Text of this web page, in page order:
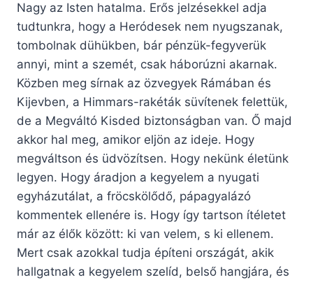
Nagy az Isten hatalma. Erős jelzésekkel adja
tudtunkra, hogy a Heródesek nem nyugszanak,
tombolnak dühükben, bár pénzük-fegyverük
annyi, mint a szemét, csak háborúzni akarnak.
Közben meg sírnak az özvegyek Rámában és
Kijevben, a Himmars-rakéták süvítenek felettük,
de a Megváltó Kisded biztonságban van. Ő majd
akkor hal meg, amikor eljön az ideje. Hogy
megváltson és üdvözítsen. Hogy nekünk életünk
legyen. Hogy áradjon a kegyelem a nyugati
egyházutálat, a fröcskölődő, pápagyalázó
kommentek ellenére is. Hogy így tartson ítéletet
már az élők között: ki van velem, s ki ellenem.
Mert csak azokkal tudja építeni országát, akik
hallgatnak a kegyelem szelíd, belső hangjára, és